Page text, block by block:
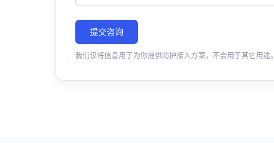
提交咨询
我们仅将信息用于为你提供防护接入方案，不会用于其它用途。